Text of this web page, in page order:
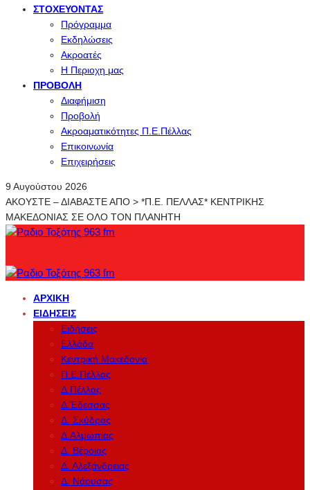
ΣΤΟΧΕΎΟΝΤΑΣ
Πρόγραμμα
Εκδηλώσεις
Ακροατές
Η Περιοχη μας
ΠΡΟΒΟΛΉ
Διαφήμιση
Προβολή
Ακροαματικότητες Π.Ε.Πέλλας
Επικοινωνία
Επιχειρήσεις
9 Αυγούστου 2026
ΑΚΟΥΣΤΕ – ΔΙΑΒΑΣΤΕ ΑΠΟ > *Π.Ε. ΠΕΛΛΑΣ* ΚΕΝΤΡΙΚΗΣ
ΜΑΚΕΔΟΝΙΑΣ ΣΕ ΟΛΟ ΤΟΝ ΠΛΑΝΗΤΗ
ΑΡΧΙΚΉ
ΕΙΔΉΣΕΙΣ
Ειδήσεις
Ελλάδα
Κεντρική Μακεδονία
Π.Ε.Πέλλας
Δ.Πέλλας
Δ.Έδεσσας
Δ. Σκύδρας
Δ.Αλμωπίας
Δ. Βέροιας
Δ. Αλεξάνδρειας
Δ. Νάουσας